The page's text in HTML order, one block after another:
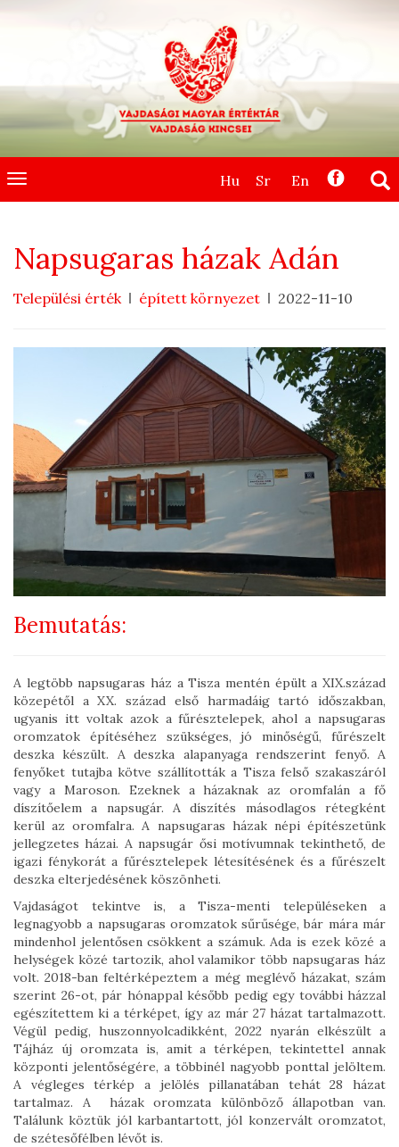
navigation
En
Sr
Hu
Napsugaras házak Adán
Települési érték épített környezet 2022-11-10
Bemutatás:
A legtöbb napsugaras ház a Tisza mentén épült a XIX.század
közepétől a XX. század első harmadáig tartó időszakban,
ugyanis itt voltak azok a fűrésztelepek, ahol a napsugaras
oromzatok építéséhez szükséges, jó minőségű, fűrészelt
deszka készült. A deszka alapanyaga rendszerint fenyő. A
fenyőket tutajba kötve szállították a Tisza felső szakaszáról
vagy a Maroson. Ezeknek a házaknak az oromfalán a fő
díszítőelem a napsugár. A díszítés másodlagos rétegként
kerül az oromfalra. A napsugaras házak népi építészetünk
jellegzetes házai. A napsugár ősi motívumnak tekinthető, de
igazi fénykorát a fűrésztelepek létesítésének és a fűrészelt
deszka elterjedésének köszönheti.
Vajdaságot tekintve is, a Tisza-menti településeken a
legnagyobb a napsugaras oromzatok sűrűsége, bár mára már
mindenhol jelentősen csökkent a számuk. Ada is ezek közé a
helységek közé tartozik, ahol valamikor több napsugaras ház
volt. 2018-ban feltérképeztem a még meglévő házakat, szám
szerint 26-ot, pár hónappal később pedig egy további házzal
egészítettem ki a térképet, így az már 27 házat tartalmazott.
Végül pedig, huszonnyolcadikként, 2022 nyarán elkészült a
Tájház új oromzata is, amit a térképen, tekintettel annak
központi jelentőségére, a többinél nagyobb ponttal jelöltem.
A végleges térkép a jelölés pillanatában tehát 28 házat
tartalmaz. A házak oromzata különböző állapotban van.
Találunk köztük jól karbantartott, jól konzervált oromzatot,
de szétesőfélben lévőt is.